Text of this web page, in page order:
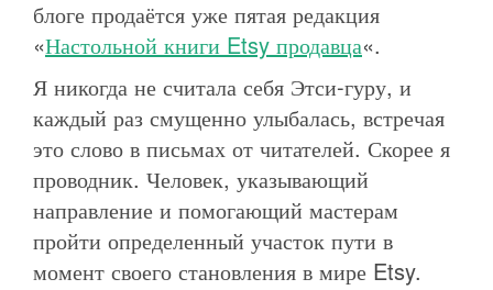
блоге продаётся уже пятая редакция
«Настольной книги Etsy продавца«.
Я никогда не считала себя Этси-гуру, и
каждый раз смущенно улыбалась, встречая
это слово в письмах от читателей. Скорее я
проводник. Человек, указывающий
направление и помогающий мастерам
пройти определенный участок пути в
момент своего становления в мире Etsy.